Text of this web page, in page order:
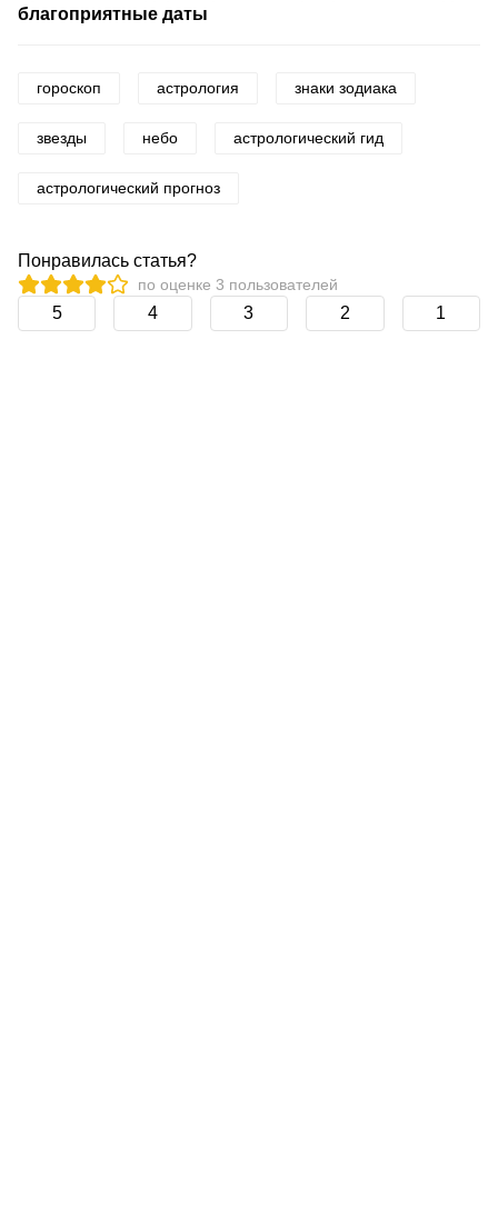
благоприятные даты
гороскоп астрология знаки зодиака
звезды небо астрологический гид
астрологический прогноз
Понравилась статья?
по оценке 3 пользователей
5 4 3 2 1